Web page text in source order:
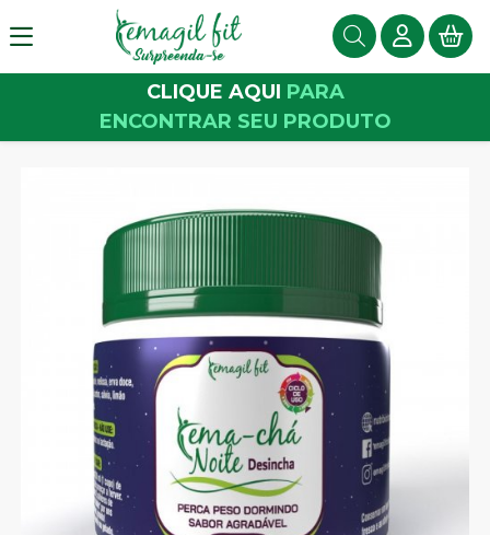
CLIQUE AQUI PARA
ENCONTRAR SEU PRODUTO